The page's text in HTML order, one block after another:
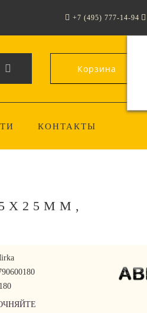
+7 (495) 777-14-94
Корзина
КОНТАКТЫ